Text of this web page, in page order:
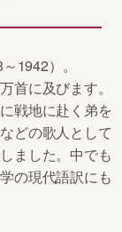
1942）。
首に及びます。
戦地に赴く弟を
どの歌人として
ました。中でも
の現代語訳にも